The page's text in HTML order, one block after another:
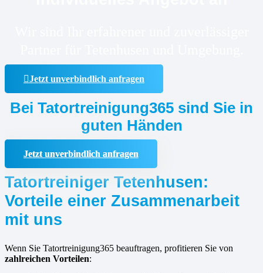
Jetzt unverbindlich anfragen
Bei Tatortreinigung365 sind Sie in
guten Händen
Jetzt unverbindlich anfragen
Tatortreiniger Tetenhusen:
Vorteile einer Zusammenarbeit
mit uns
Wenn Sie Tatortreinigung365 beauftragen, profitieren Sie von
zahlreichen Vorteilen: